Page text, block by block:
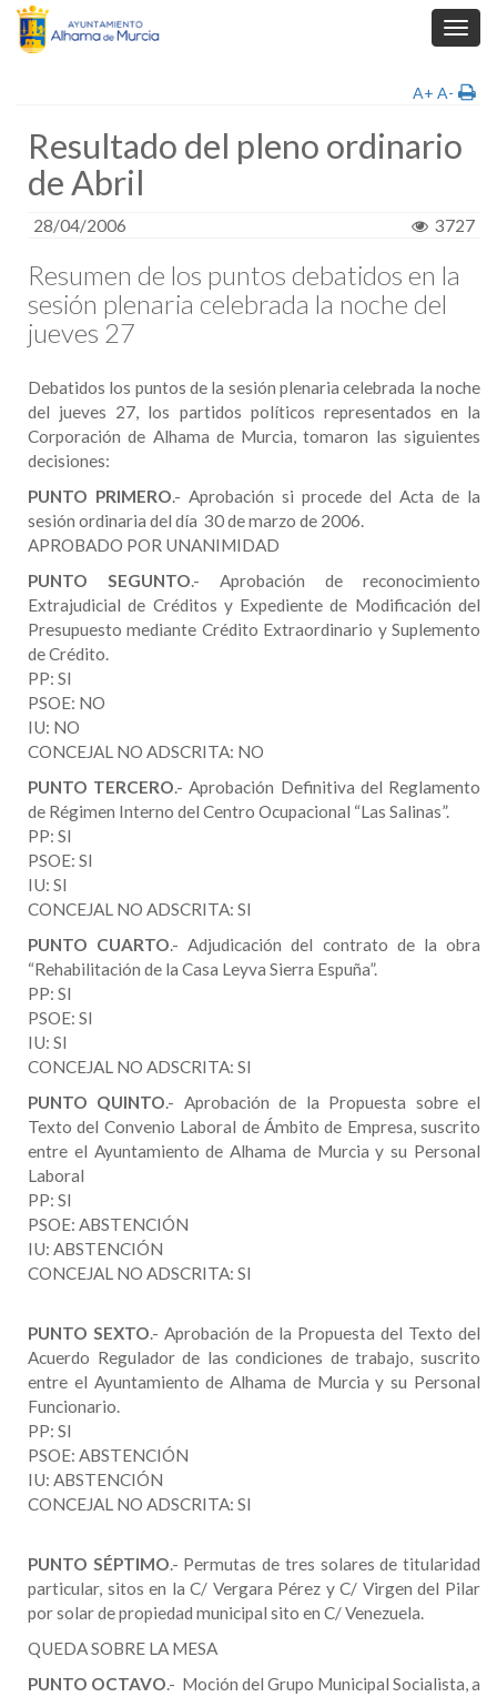
A+ A-
Resultado del pleno ordinario
de Abril
28/04/2006 3727
Resumen de los puntos debatidos en la
sesión plenaria celebrada la noche del
jueves 27
Debatidos los puntos de la sesión plenaria celebrada la noche
del jueves 27, los partidos políticos representados en la
Corporación de Alhama de Murcia, tomaron las siguientes
decisiones:
PUNTO PRIMERO.- Aprobación si procede del Acta de la
sesión ordinaria del día 30 de marzo de 2006.
APROBADO POR UNANIMIDAD
PUNTO SEGUNTO.- Aprobación de reconocimiento
Extrajudicial de Créditos y Expediente de Modificación del
Presupuesto mediante Crédito Extraordinario y Suplemento
de Crédito.
PP: SI
PSOE: NO
IU: NO
CONCEJAL NO ADSCRITA: NO
PUNTO TERCERO.- Aprobación Definitiva del Reglamento
de Régimen Interno del Centro Ocupacional “Las Salinas”.
PP: SI
PSOE: SI
IU: SI
CONCEJAL NO ADSCRITA: SI
PUNTO CUARTO.- Adjudicación del contrato de la obra
“Rehabilitación de la Casa Leyva Sierra Espuña”.
PP: SI
PSOE: SI
IU: SI
CONCEJAL NO ADSCRITA: SI
PUNTO QUINTO.- Aprobación de la Propuesta sobre el
Texto del Convenio Laboral de Ámbito de Empresa, suscrito
entre el Ayuntamiento de Alhama de Murcia y su Personal
Laboral
PP: SI
PSOE: ABSTENCIÓN
IU: ABSTENCIÓN
CONCEJAL NO ADSCRITA: SI
PUNTO SEXTO.- Aprobación de la Propuesta del Texto del
Acuerdo Regulador de las condiciones de trabajo, suscrito
entre el Ayuntamiento de Alhama de Murcia y su Personal
Funcionario.
PP: SI
PSOE: ABSTENCIÓN
IU: ABSTENCIÓN
CONCEJAL NO ADSCRITA: SI
PUNTO SÉPTIMO.- Permutas de tres solares de titularidad
particular, sitos en la C/ Vergara Pérez y C/ Virgen del Pilar
por solar de propiedad municipal sito en C/ Venezuela.
QUEDA SOBRE LA MESA
PUNTO OCTAVO.- Moción del Grupo Municipal Socialista, a